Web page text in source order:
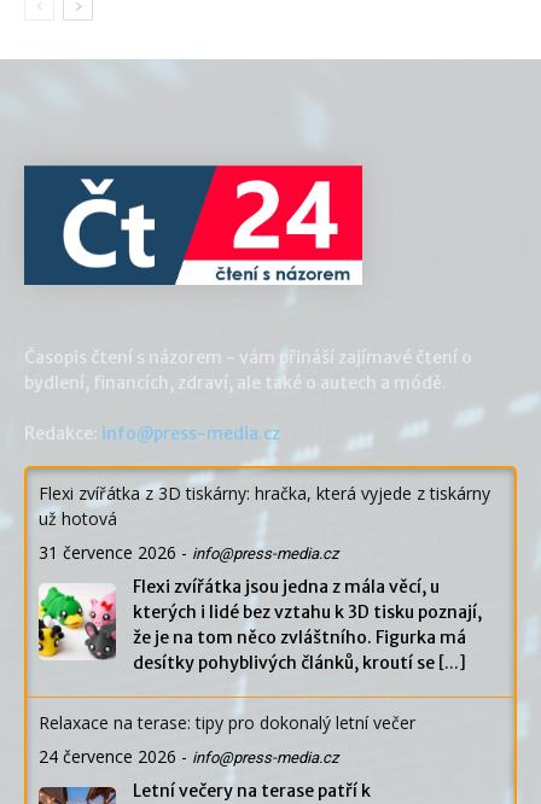
Časopis čtení s názorem - vám přináší zajímavé čtení o
bydlení, financích, zdraví, ale také o autech a módě.
Redakce: info@press-media.cz
Flexi zvířátka z 3D tiskárny: hračka, která vyjede z tiskárny
už hotová
31 července 2026 - info@press-media.cz
Flexi zvířátka jsou jedna z mála věcí, u
kterých i lidé bez vztahu k 3D tisku poznají,
že je na tom něco zvláštního. Figurka má
desítky pohyblivých článků, kroutí se [...]
Relaxace na terase: tipy pro dokonalý letní večer
24 července 2026 - info@press-media.cz
Letní večery na terase patří k